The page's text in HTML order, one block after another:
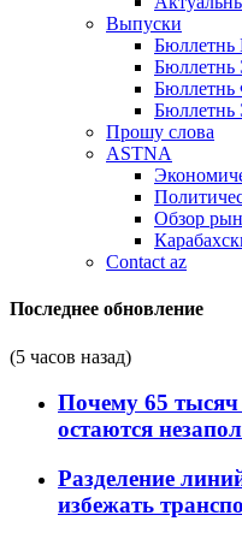
Выпуски
Бюллетнь
Бюллетнь
Бюллетнь
Прошу слова
ASTNA
Обзор
Contact az
Последнее обновление
(5 часов назад)
Почему 65
остаются
Разделение
избежать